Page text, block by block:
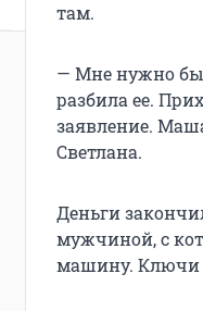
там.
— Мне нужно
разбила ее.
заявление.
Светлана.
Деньги
мужчиной, с
машину. Ключи